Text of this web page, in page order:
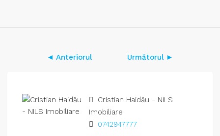
◄ Anteriorul Următorul ►
Cristian Haidău - NILS
Imobiliare
0742947777